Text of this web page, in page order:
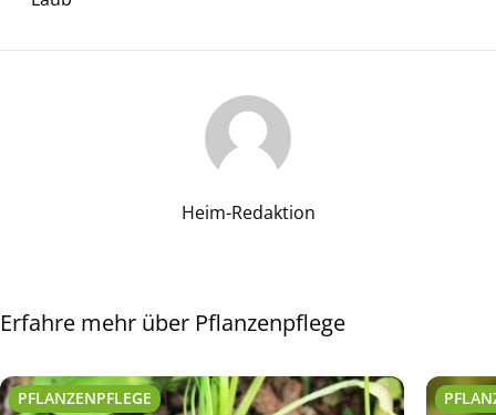
Heim-Redaktion
Erfahre mehr über Pflanzenpflege
PFLANZENPFLEGE